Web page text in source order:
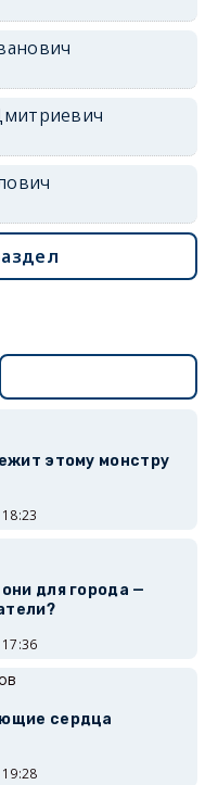
этому монстру
для города —
сердца